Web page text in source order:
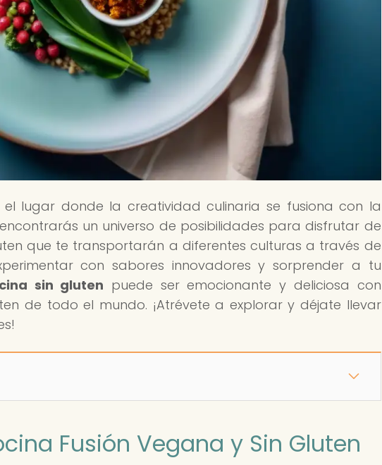
el lugar donde la creatividad culinaria se fusiona con la
un universo de posibilidades para disfrutar de
que te transportarán a diferentes culturas a través de
con sabores innovadores y sorprender a tu
sin gluten puede ser emocionante y deliciosa con
de todo el mundo. ¡Atrévete a explorar y déjate llevar
Fusión Vegana y Sin Gluten